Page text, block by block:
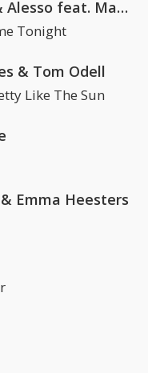
David Guetta & Alesso feat. Madison Love
Tonight
& Tom Odell
Like The Sun
Emma Heesters